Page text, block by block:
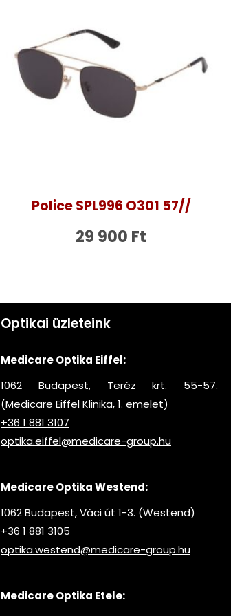
Police SPL996 O301 57//
29 900 Ft
Optikai üzleteink
Medicare Optika Eiffel:
1062 Budapest, Teréz krt. 55-57.
(Medicare Eiffel Klinika, 1. emelet)
+36 1 881 3107
optika.eiffel@medicare-group.hu
Medicare Optika Westend:
1062 Budapest, Váci út 1-3. (Westend)
+36 1 881 3105
optika.westend@medicare-group.hu
Medicare Optika Etele: